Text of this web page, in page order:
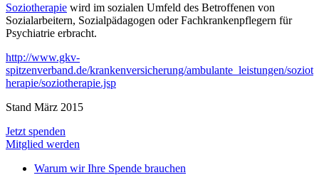
Soziotherapie wird im sozialen Umfeld des Betroffenen von
Sozialarbeitern, Sozialpädagogen oder Fachkrankenpflegern für
Psychiatrie erbracht.
http://www.gkv-
spitzenverband.de/krankenversicherung/ambulante_leistungen/soziot
herapie/soziotherapie.jsp
Stand März 2015
Jetzt spenden
Mitglied werden
Warum wir Ihre Spende brauchen